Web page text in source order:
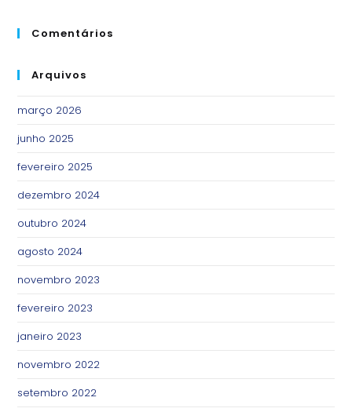
Comentários
Arquivos
março 2026
junho 2025
fevereiro 2025
dezembro 2024
outubro 2024
agosto 2024
novembro 2023
fevereiro 2023
janeiro 2023
novembro 2022
setembro 2022